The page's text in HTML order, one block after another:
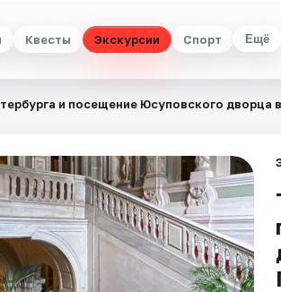
Квесты Экскурсии Спорт Ещё
и посещение Юсуповского дворца